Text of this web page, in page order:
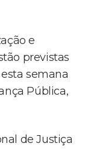
e
previstas
semana
Pública,
de Justiça